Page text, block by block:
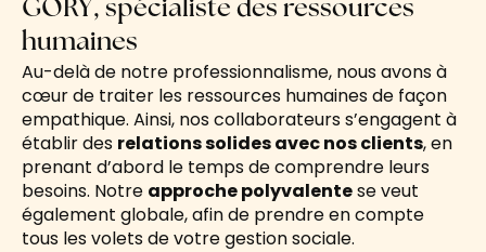
GORY, spécialiste des ressources
humaines
Au-delà de notre professionnalisme, nous avons à
cœur de traiter les ressources humaines de façon
empathique. Ainsi, nos collaborateurs s’engagent à
établir des relations solides avec nos clients, en
prenant d’abord le temps de comprendre leurs
besoins. Notre approche polyvalentese veut
également globale, afin de prendre en compte
tous les volets de votre gestion sociale.